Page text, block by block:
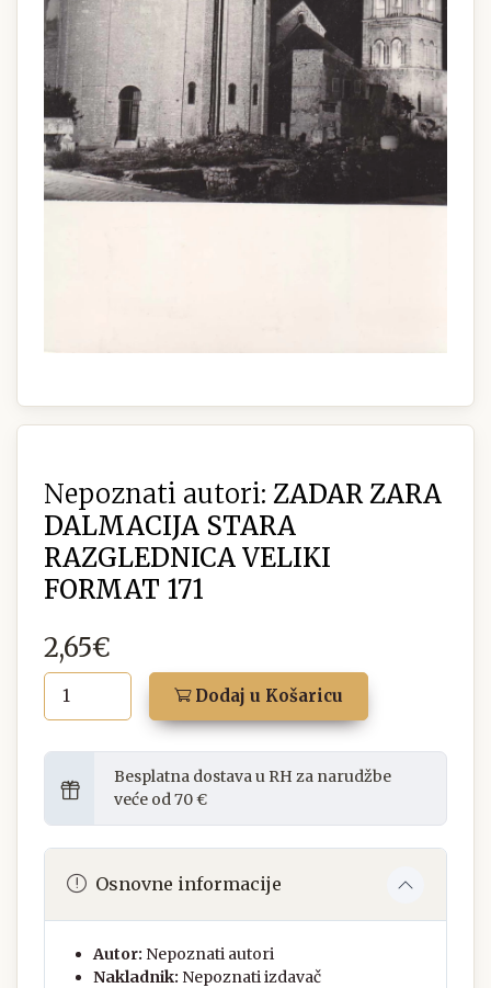
Nepoznati autori: ZADAR ZARA
DALMACIJA STARA
RAZGLEDNICA VELIKI
FORMAT 171
2,65€
Dodaj u Košaricu
Besplatna dostava u RH za narudžbe
veće od 70 €
Osnovne informacije
Autor: Nepoznati autori
Nakladnik: Nepoznati izdavač